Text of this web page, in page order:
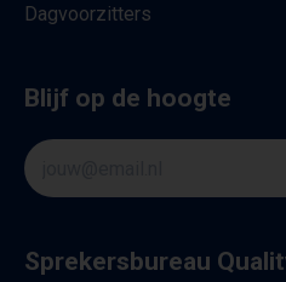
Dagvoorzitters
Blijf op de hoogte
Sprekersbureau